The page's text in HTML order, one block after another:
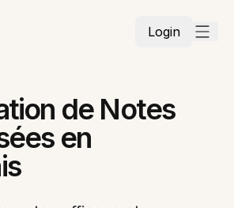
Login
de Notes
en